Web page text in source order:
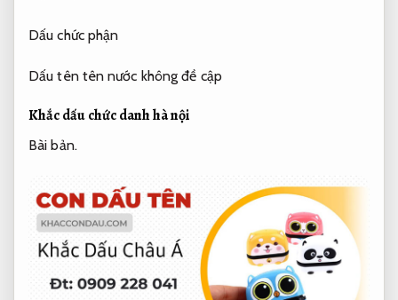
Dấu chức phận
Dấu tên tên nước không đề cập
Khắc dấu chức danh hà nội
Bài bản.